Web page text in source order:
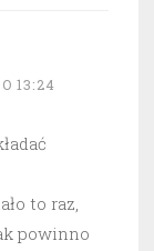
13:24
to raz,
powinno